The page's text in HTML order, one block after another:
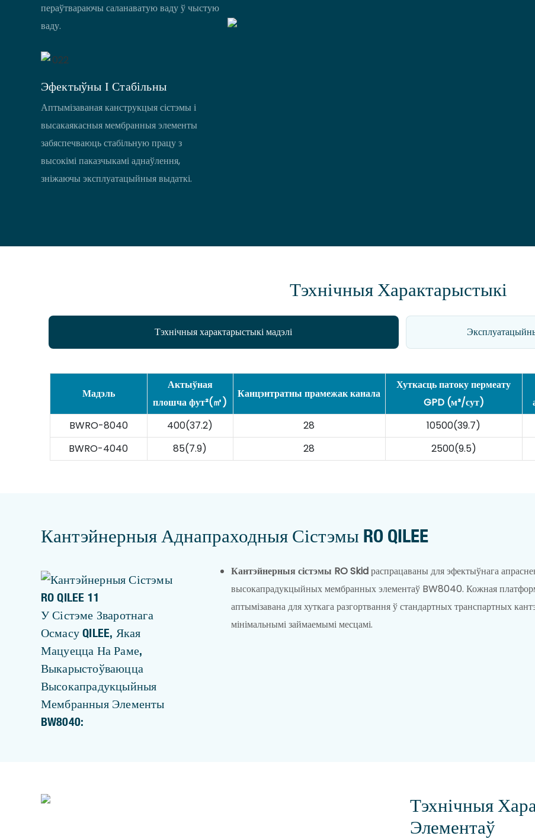
пераўтвараючы саланаватую ваду ў чыстую
ваду.
Эфектыўны І Стабільны
Аптымізаваная канструкцыя сістэмы і
высакаякасныя мембранныя элементы
забяспечваюць стабільную працу з
высокімі паказчыкамі аднаўлення,
зніжаючы эксплуатацыйныя выдаткі.
Тэхнічныя Характарыстыкі
Тэхнічныя характарыстыкі мадэлі
Мадэль
Актыўная
плошча фут²(㎡)
Канцэнтратны прамежак канала
Хуткасць патоку пермеату
GPD (м³/сут)
BWRO-8040
400(37.2) 28 10500(39.7)
BWRO-4040
85(7.9) 28 2500(9.5)
Кантэйнерныя Аднапраходныя Сістэмы RO QILEE
У Сістэме Зваротнага
Осмасу QILEE, Якая
Мацуецца На Раме,
Выкарыстоўваюцца
Высокапрадукцыйныя
Мембранныя Элементы
BW8040:
Кантэйнерныя сістэмы RO Skidраспрацаваны для эфектыўнага
высокапрадукцыйных мембранных элементаў BW8040. Кожная
аптымізавана для хуткага разгортвання ў стандартных транспартных
мінімальнымі займаемымі месцамі.
Тэхнічныя
Элементаў